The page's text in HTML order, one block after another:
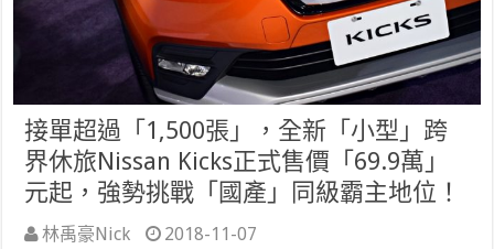
接單超過「1,500張」，全新「小型」跨
界休旅Nissan Kicks正式售價「69.9萬」
元起，強勢挑戰「國產」同級霸主地位！
林禹豪Nick
2018-11-07